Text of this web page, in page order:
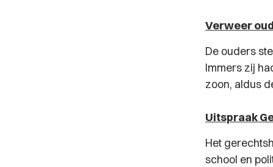
Verweer
De ouders
Immers zij
zoon, aldus
Uitspraak
Het
school en